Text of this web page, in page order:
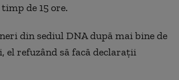
de 15 ore.
din sediul DNA după mai bine de
el refuzând să facă declaraţii